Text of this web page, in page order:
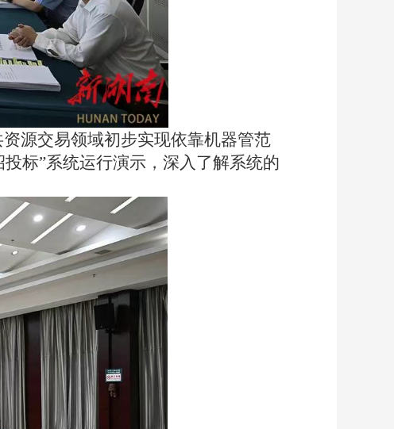
源交易领域初步实现依靠机器管范
标”系统运行演示 ， 深入了解系统的